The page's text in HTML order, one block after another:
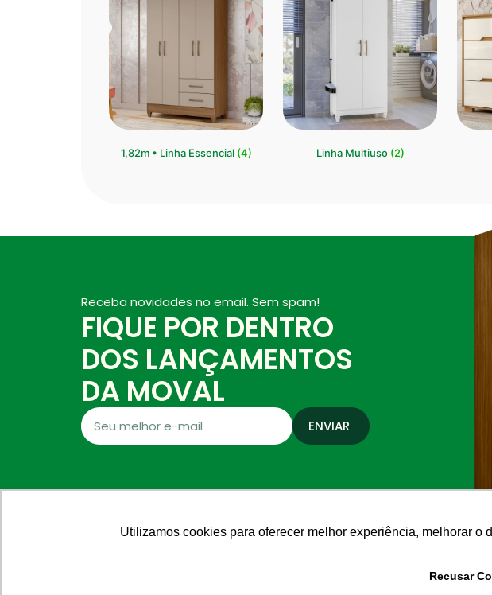
Utilizamos cookies para oferecer melhor experiência, melhorar
Recusar
1,82m • Linha Essencial (4) Linha Multiuso (2)
Receba novidades no email. Sem spam!
FIQUE POR DENTRO
DOS LANÇAMENTOS
DA MOVAL
ENVIAR